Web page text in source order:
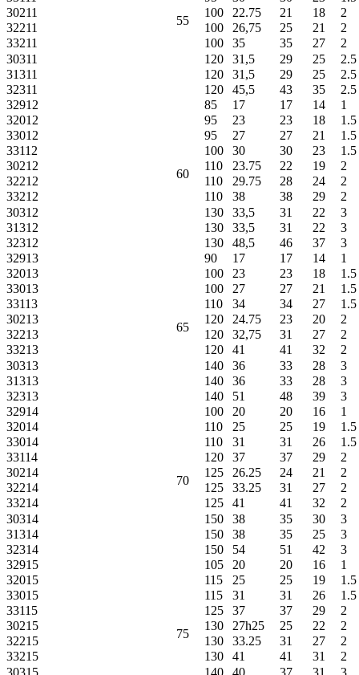
55
30211
100 22.75 21 18
2
32211
100 26,75 25 21
2
33211
100 35 35 27
2
30311
120 31,5 29 25
2.5
31311
120 31,5 29 25
2.5
32311
120 45,5 43 35
2.5
32912
60
85 17 17 14
1
32012
95 23 23 18
1.5
33012
95 27 27 21
1.5
33112
100 30 30 23
1.5
30212
110 23.75 22 19
2
32212
110 29.75 28 24
2
33212
110 38 38 29
2
30312
130 33,5 31 22
3
31312
130 33,5 31 22
3
32312
130 48,5 46 37
3
32913
65
90 17 17 14
1
32013
100 23 23 18
1.5
33013
100 27 27 21
1.5
33113
110 34 34 27
1.5
30213
120 24.75 23 20
2
32213
120 32,75 31 27
2
33213
120 41 41 32
2
30313
140 36 33 28
3
31313
140 36 33 28
3
32313
140 51 48 39
3
32914
70
100 20 20 16
1
32014
110 25 25 19
1.5
33014
110 31 31 26
1.5
33114
120 37 37 29
2
30214
125 26.25 24 21
2
32214
125 33.25 31 27
2
33214
125 41 41 32
2
30314
150 38 35 30
3
31314
150 38 35 25
3
32314
150 54 51 42
3
32915
75
105 20 20 16
1
32015
115 25 25 19
1.5
33015
115 31 31 26
1.5
33115
125 37 37 29
2
30215
130 27h25 25 22
2
32215
130 33.25 31 27
2
33215
130 41 41 31
2
30315
140 40 37 31
3